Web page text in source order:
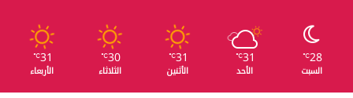
28
℃
السبت
31
℃
الأحد
31
℃
الأثنين
30
℃
الثلاثاء
31
℃
الأربعاء